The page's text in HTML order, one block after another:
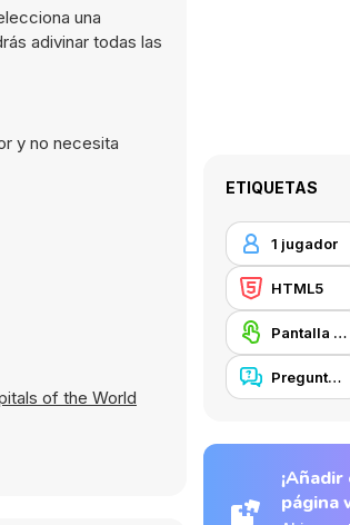
una
adivinar todas las
y no necesita
of the World
ETIQUETAS
1 jugador
HTML5
Pantalla táctil
Preguntas y Respuestas
página